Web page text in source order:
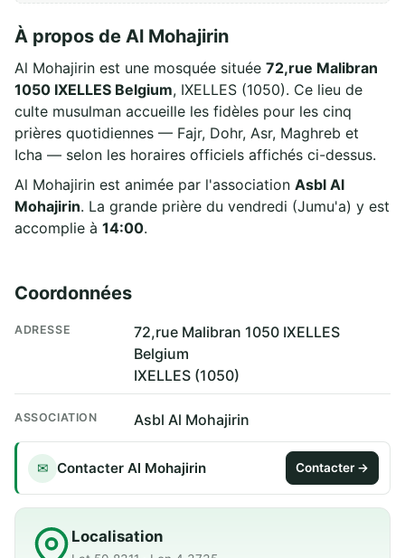
À propos de Al Mohajirin
Al Mohajirin est une mosquée située 72,rue Malibran
1050 IXELLES Belgium, IXELLES (1050). Ce lieu de
culte musulman accueille les fidèles pour les cinq
prières quotidiennes — Fajr, Dohr, Asr, Maghreb et
Icha — selon les horaires officiels affichés ci-dessus.
Al Mohajirin est animée par l'association Asbl Al
Mohajirin. La grande prière du vendredi (Jumu'a) y est
accomplie à 14:00.
Coordonnées
ADRESSE
72,rue Malibran 1050 IXELLES
Belgium
IXELLES (1050)
ASSOCIATION Asbl Al Mohajirin
✉ Contacter Al Mohajirin Contacter →
Localisation